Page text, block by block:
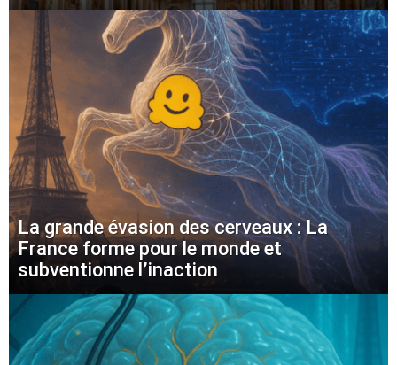
La grande évasion des cerveaux : La
France forme pour le monde et
subventionne l’inaction